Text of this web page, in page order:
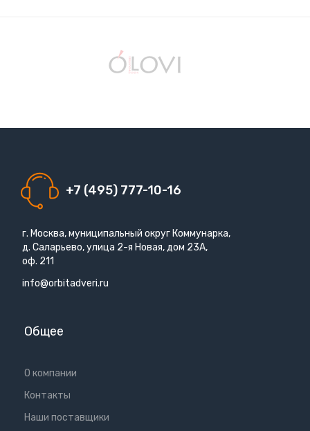
+7 (495) 777-10-16
г. Москва, муниципальный округ Коммунарка,
д. Саларьево, улица 2-я Новая, дом 23А,
оф. 211
info@orbitadveri.ru
Общее
О компании
Контакты
Наши поставщики